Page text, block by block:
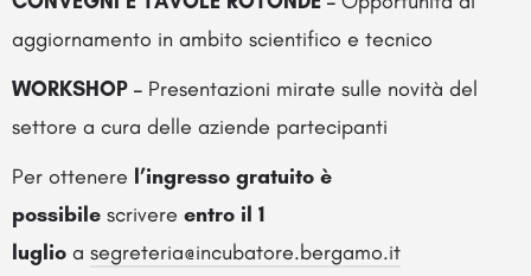
aggiornamento in ambito scientifico e tecnico
WORKSHOP – Presentazioni mirate sulle novità del
settore a cura delle aziende partecipanti
Per ottenere l’ingresso gratuito è
possibile scrivere entro il 1
luglio a segreteria@incubatore.bergamo.it